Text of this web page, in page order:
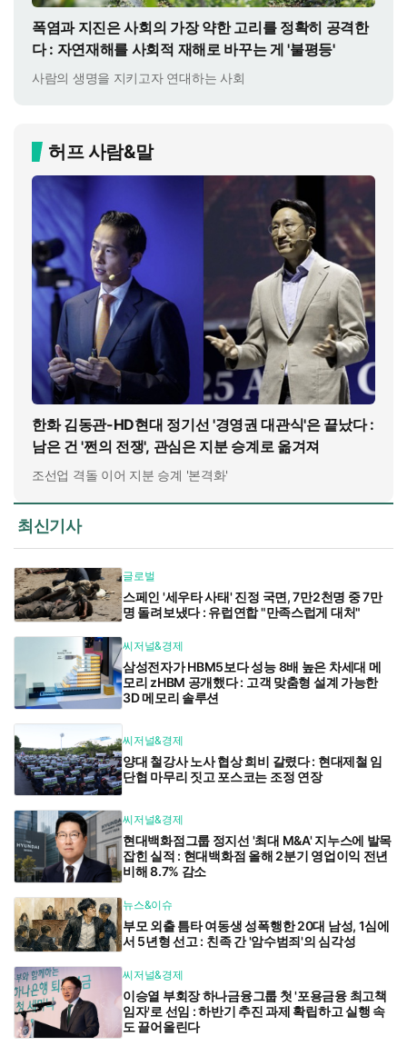
폭염과 지진은 사회의 가장 약한 고리를 정확히 공격한
다 : 자연재해를 사회적 재해로 바꾸는 게 '불평등'
사람의 생명을 지키고자 연대하는 사회
허프 사람&말
한화 김동관-HD현대 정기선 '경영권 대관식'은 끝났다 :
남은 건 '쩐의 전쟁', 관심은 지분 승계로 옮겨져
조선업 격돌 이어 지분 승계 '본격화'
최신기사
글로벌
스페인 '세우타 사태' 진정 국면, 7만2천명 중 7만
명 돌려보냈다 : 유럽연합 "만족스럽게 대처"
씨저널&경제
삼성전자가 HBM5보다 성능 8배 높은 차세대 메
모리 zHBM 공개했다 : 고객 맞춤형 설계 가능한
3D 메모리 솔루션
씨저널&경제
양대 철강사 노사 협상 희비 갈렸다 : 현대제철 임
단협 마무리 짓고 포스코는 조정 연장
씨저널&경제
현대백화점그룹 정지선 '최대 M&A' 지누스에 발목
잡힌 실적 : 현대백화점 올해 2분기 영업이익 전년
비해 8.7% 감소
뉴스&이슈
부모 외출 틈타 여동생 성폭행한 20대 남성, 1심에
서 5년형 선고 : 친족 간 '암수범죄'의 심각성
씨저널&경제
이승열 부회장 하나금융그룹 첫 '포용금융 최고책
임자'로 선임 : 하반기 추진 과제 확립하고 실행 속
도 끌어올린다